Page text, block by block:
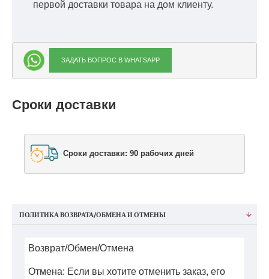
первой доставки товара на дом клиенту.
ЗАДАТЬ ВОПРОС В WHATSAPP
Сроки доставки
Сроки доставки: 90 рабочих дней
ПОЛИТИКА ВОЗВРАТА/ОБМЕНА И ОТМЕНЫ
Возврат/Обмен/Отмена
Отмена: Если вы хотите отменить заказ, его